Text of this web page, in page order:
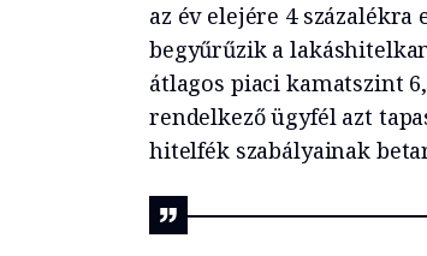
az év elejére 4
begyűrűzik a
átlagos piaci kamatszint
rendelkező ügyfél azt
hitelfék szabályainak